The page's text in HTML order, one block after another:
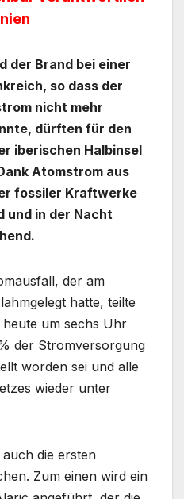
der Brand bei einer
so dass der
nicht mehr
dürften für den
iberischen Halbinsel
Atomstrom aus
fossiler Kraftwerke
und in der Nacht
der am
hatte, teilte
heute um sechs Uhr
der Stromversorgung
worden sei und alle
wieder unter
die ersten
Zum einen wird ein